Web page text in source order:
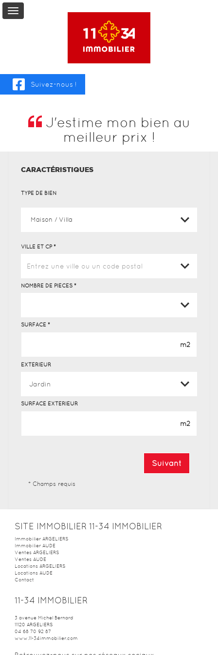
Suivez-nous !
Location
Viager
Contact
J'estime mon bien au
meilleur prix !
CARACTÉRISTIQUES
TYPE DE BIEN
VILLE ET CP *
Entrez une ville ou un code postal
NOMBRE DE PIÈCES *
SURFACE *
m2
EXTÉRIEUR
SURFACE EXTÉRIEUR
m2
Suivant
* Champs requis
SITE IMMOBILIER 11-34 IMMOBILIER
Immobilier ARGELIERS
Immobilier AUDE
Ventes ARGELIERS
Ventes AUDE
Locations ARGELIERS
Locations AUDE
Contact
11-34 IMMOBILIER
3 avenue Michel Bernard
11120 ARGELIERS
04 68 70 92 87
www.11-34immobilier.com